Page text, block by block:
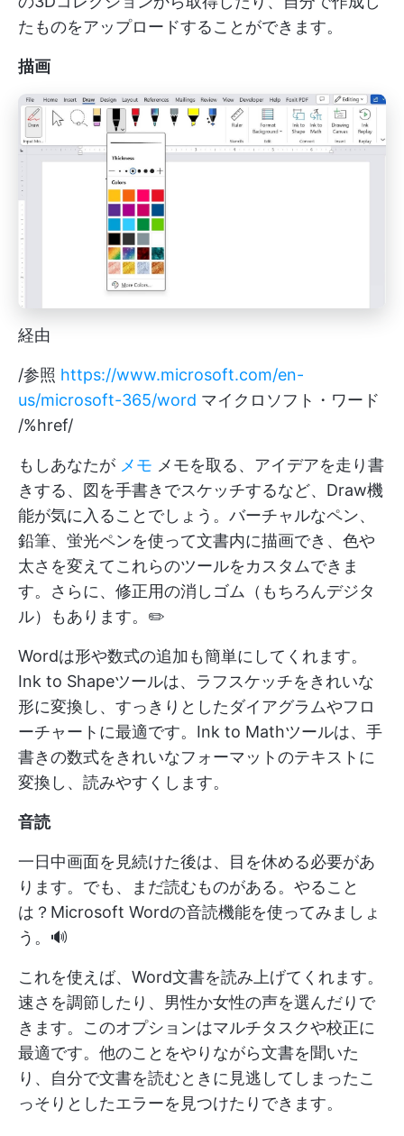
たものをアップロードすることができます。
描画
経由
/参照 https://www.microsoft.com/en-
us/microsoft-365/word マイクロソフト・ワード
/%href/
もしあなたが メモ メモを取る、アイデアを走り書
きする、図を手書きでスケッチするなど、Draw機
能が気に入ることでしょう。バーチャルなペン、
鉛筆、蛍光ペンを使って文書内に描画でき、色や
太さを変えてこれらのツールをカスタムできま
す。さらに、修正用の消しゴム（もちろんデジタ
ル）もあります。✏️
Wordは形や数式の追加も簡単にしてくれます。
Ink to Shapeツールは、ラフスケッチをきれいな
形に変換し、すっきりとしたダイアグラムやフロ
ーチャートに最適です。Ink to Mathツールは、手
書きの数式をきれいなフォーマットのテキストに
変換し、読みやすくします。
音読
一日中画面を見続けた後は、目を休める必要があ
ります。でも、まだ読むものがある。やること
は？Microsoft Wordの音読機能を使ってみましょ
う。🔊
これを使えば、Word文書を読み上げてくれます。
速さを調節したり、男性か女性の声を選んだりで
きます。このオプションはマルチタスクや校正に
最適です。他のことをやりながら文書を聞いた
り、自分で文書を読むときに見逃してしまったこ
っそりとしたエラーを見つけたりできます。